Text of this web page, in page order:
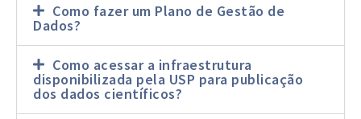
Como fazer um Plano de Gestão de
Dados?
Como acessar a infraestrutura
disponibilizada pela USP para publicação
dos dados científicos?